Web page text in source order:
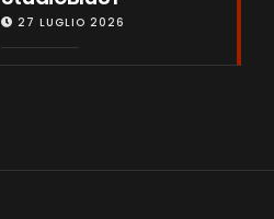
27 LUGLIO 2026